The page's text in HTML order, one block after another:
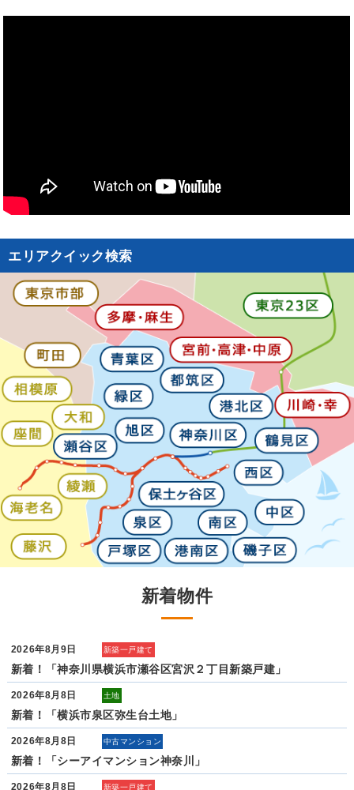
エリアクイック検索
新着物件
2026年8月9日 新築一戸建て
新着！「神奈川県横浜市瀬谷区宮沢２丁目新築戸建」
2026年8月8日 土地
新着！「横浜市泉区弥生台土地」
2026年8月8日 中古マンション
新着！「シーアイマンション神奈川」
2026年8月8日 新築一戸建て